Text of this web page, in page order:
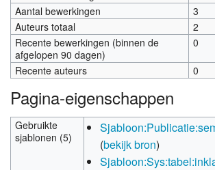
Aantal bewerkingen
3
Auteurs totaal
2
Recente bewerkingen (binnen de
afgelopen 90 dagen)
0
Recente auteurs 0
Pagina-eigenschappen
Gebruikte
sjablonen (5)
(bekijk bron)